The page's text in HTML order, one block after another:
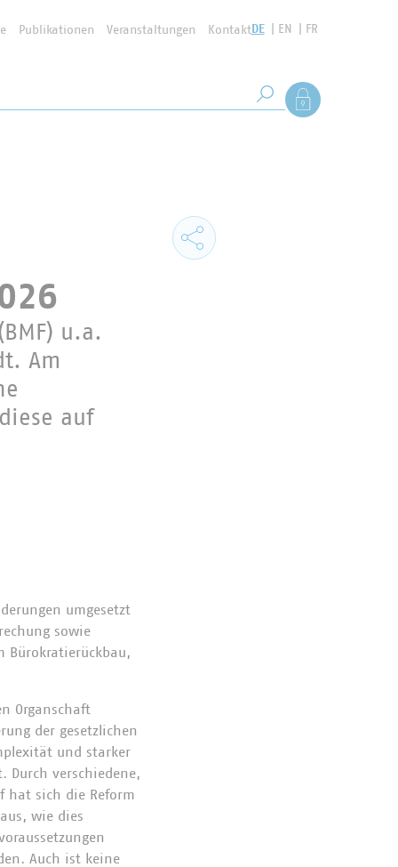
Publikationen Veranstaltungen KontaktDE EN FR
Suche starten
Als Mitglied
u.a.
Am
auf
umgesetzt
sowie
Bürokratierückbau,
Organschaft
der gesetzlichen
und starker
Durch verschiedene,
hat sich die Reform
wie dies
Auch ist keine